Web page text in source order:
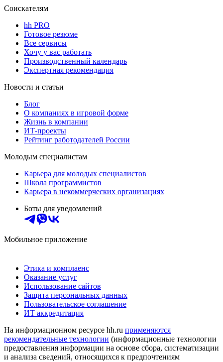
Соискателям
hh PRO
Готовое резюме
Все сервисы
Хочу у вас работать
Производственный календарь
Экспертная рекомендация
Новости и статьи
Блог
О компаниях в игровой форме
Жизнь в компании
ИТ-проекты
Рейтинг работодателей России
Молодым специалистам
Карьера для молодых специалистов
Школа программистов
Карьера в некоммерческих организациях
Боты для уведомлений
Мобильное приложение
Этика и комплаенс
Оказание услуг
Использование сайтов
Защита персональных данных
Пользовательское соглашение
ИТ аккредитация
На информационном ресурсе hh.ru применяются
рекомендательные технологии (информационные технологии
предоставления информации на основе сбора, систематизации
и анализа сведений, относящихся к предпочтениям